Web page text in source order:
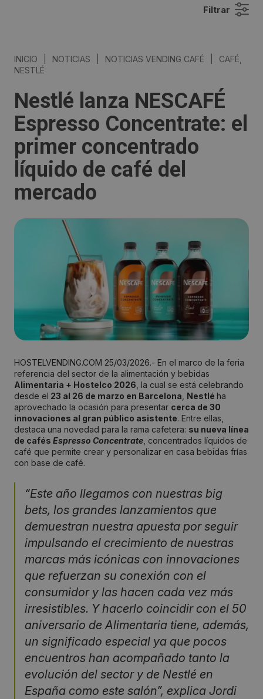
Filtrar
INICIO NOTICIAS NOTICIAS VENDING CAFÉ
CAFÉ,
NESTLÉ
Nestlé lanza NESCAFÉ
Espresso Concentrate: el
primer concentrado
líquido de café del
mercado
HOSTELVENDING.COM 25/03/2026.- En el marco de la feria
referencia del sector de la alimentación y bebidas
Alimentaria + Hostelco 2026 , la cual se está celebrando
desde el 23 al 26 de marzo en Barcelona Nestlé ha
aprovechado la ocasión para presentar cerca de 30
innovaciones al gran público asistente. Entre ellas,
destaca una novedad para la rama cafetera: su nueva línea
de cafés Espresso Concentrate , concentrados líquidos de
café que permite crear y personalizar en casa bebidas frías
con base de café.
“Este año llegamos con nuestras big
bets, los grandes lanzamientos que
demuestran nuestra apuesta por seguir
impulsando el crecimiento de nuestras
marcas más icónicas con innovaciones
que refuerzan su conexión con el
consumidor y las hacen cada vez más
irresistibles. Y hacerlo coincidir con el 50
aniversario de Alimentaria tiene, además,
un significado especial ya que pocos
encuentros han acompañado tanto la
evolución del sector y de Nestlé en
España como este salón”, explica Jordi